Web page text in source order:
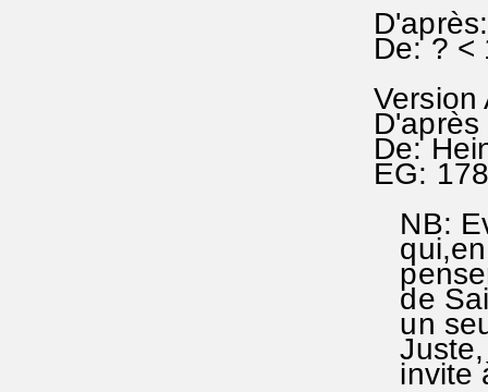
De: ? <
Version
De:
EG:
NB:
de
un
Juste,
invite